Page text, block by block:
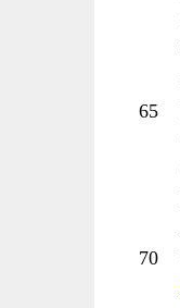
65
70